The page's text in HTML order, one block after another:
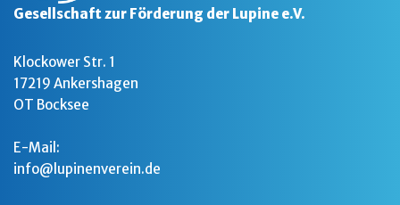
Gesellschaft zur Förderung der Lupine e.V.
Klockower Str. 1
17219 Ankershagen
OT Bocksee
E-Mail:
info@lupinenverein.de